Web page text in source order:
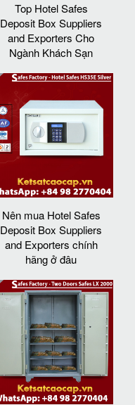
Top Hotel Safes
Deposit Box Suppliers
and Exporters Cho
Ngành Khách Sạn
Nên mua Hotel Safes
Deposit Box Suppliers
and Exporters chính
hãng ở đâu